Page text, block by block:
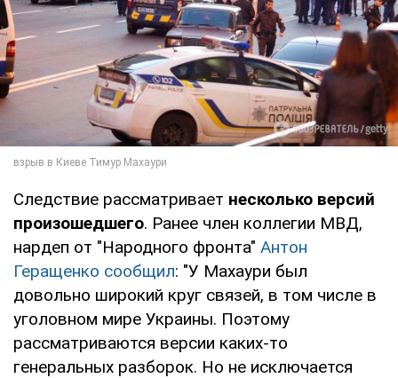
Следствие рассматривает несколько версий
произошедшего. Ранее член коллегии МВД,
нардеп от "Народного фронта" Антон
Геращенко сообщил: "У Махаури был
довольно широкий круг связей, в том числе в
уголовном мире Украины. Поэтому
рассматриваются версии каких-то
генеральных разборок. Но не исключается